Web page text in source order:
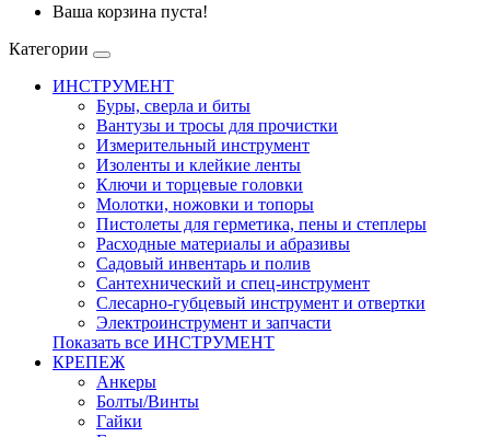
Ваша корзина пуста!
Категории
ИНСТРУМЕНТ
Буры, сверла и биты
Вантузы и тросы для прочистки
Измерительный инструмент
Изоленты и клейкие ленты
Ключи и торцевые головки
Молотки, ножовки и топоры
Пистолеты для герметика, пены и степлеры
Расходные материалы и абразивы
Садовый инвентарь и полив
Сантехнический и спец-инструмент
Слесарно-губцевый инструмент и отвертки
Электроинструмент и запчасти
Показать все ИНСТРУМЕНТ
КРЕПЕЖ
Анкеры
Болты/Винты
Гайки